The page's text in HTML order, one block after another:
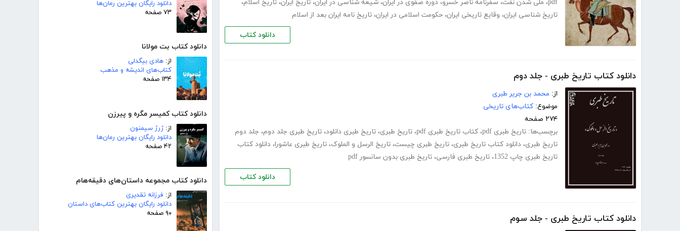
دانلود رایگان بهترین رمان‌ها
۷۳ صفحه
دانلود کتاب بت مولانا
از: هادی بیگدلی
کتاب‌های اندیشه و مذهب
۱۳۴ صفحه
دانلود کتاب کمیسر مگره و پیرزن
از:ژرژ سیمنون
دانلود رایگان بهترین رمان‌ها
۴۲ صفحه
دانلود کتاب مجموعه داستان‌های دقیقه‌هام
از: فرزانه تقدیری
دانلود رایگان بهترین کتاب‌های داستان
۹۰ صفحه
pdf، ملی شدن نفت، سفرنامه ناصر خسرو، دوره صفوی در ایران، شیعه شناسی در ایران، تاریخ ایران، تاریخ اسلام،
تاریخ شناسی ایران، وقایع تاریخی ایران، حکومت اسلامی در ایران، تاریخ نامه ایران بعد از اسلام
دانلود کتاب
دانلود کتاب تاریخ طبری - جلد دوم
از: محمد بن جریر طبری
موضوع: کتاب‌های تاریخی
۲۷۴ صفحه
برچسب‌ها: تاریخ طبری pdf ، کتاب تاریخ طبری pdf ، تاریخ طبری، تاریخ طبری دانلود، تاریخ طبری جلد دوم، جلد دوم
تاریخ طبری، دانلود کتاب تاریخ طبری، تاریخ طبری چیست، تاریخ الرسل و الملوک، تاریخ طبری عاشورا، دانلود کتاب
تاریخ طبری چاپ 1352
، تاریخ طبری فارسی، تاریخ طبری بدون سانسور pdf
دانلود کتاب
دانلود کتاب تاریخ طبری - جلد سوم